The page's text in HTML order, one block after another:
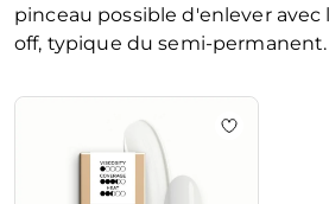
pinceau possible d'enlever
off, typique du semi-permanent.
La navigation entre les éléments du
Appuyez pour passer le carrousel
Ajouter à la